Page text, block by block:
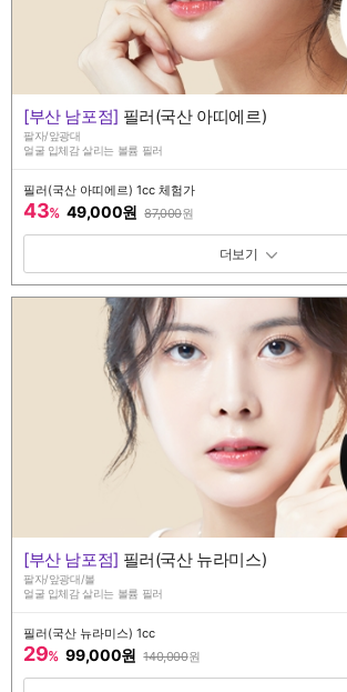
[부산 남포점] 필러(국산 아띠에르)
팔자/앞광대
얼굴 입체감 살리는 볼륨 필러
필러(국산 아띠에르) 1cc 체험가
43% 49,000원 87,000원
패키지 보기 토글
[부산 남포점] 필러(국산 뉴라미스)
팔자/앞광대/볼
얼굴 입체감 살리는 볼륨 필러
필러(국산 뉴라미스) 1cc
29% 99,000원 140,000원